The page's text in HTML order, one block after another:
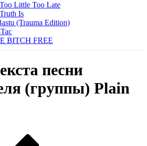
Little Too Late
Is
(Trauma Edition)
BITCH FREE
песни
(группы) Plain